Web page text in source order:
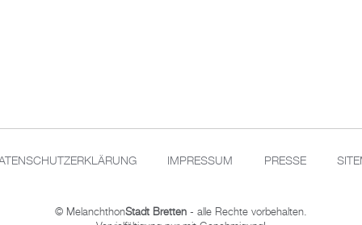
IMPRESSUM PRESSE
© MelanchthonStadt Bretten - alle Rechte vorbehalten.